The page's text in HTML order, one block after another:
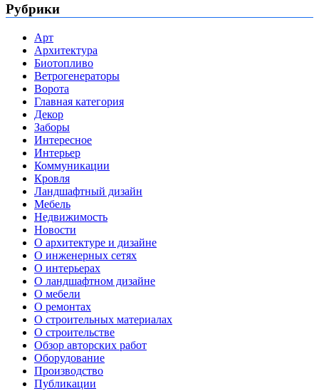
Рубрики
Арт
Архитектура
Биотопливо
Ветрогенераторы
Ворота
Главная категория
Декор
Заборы
Интересное
Интерьер
Коммуникации
Кровля
Ландшафтный дизайн
Мебель
Недвижимость
Новости
О архитектуре и дизайне
О инженерных сетях
О интерьерах
О ландшафтном дизайне
О мебели
О ремонтах
О строительных материалах
О строительстве
Обзор авторских работ
Оборудование
Производство
Публикации